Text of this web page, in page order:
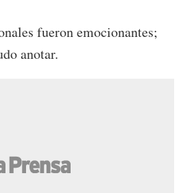
fueron emocionantes;
anotar.